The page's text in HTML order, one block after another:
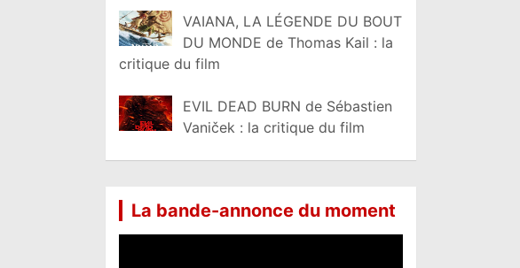
VAIANA, LA LÉGENDE DU BOUT
DU MONDE de Thomas Kail : la
critique du film
EVIL DEAD BURN de Sébastien
Vaniček : la critique du film
La bande-annonce du moment